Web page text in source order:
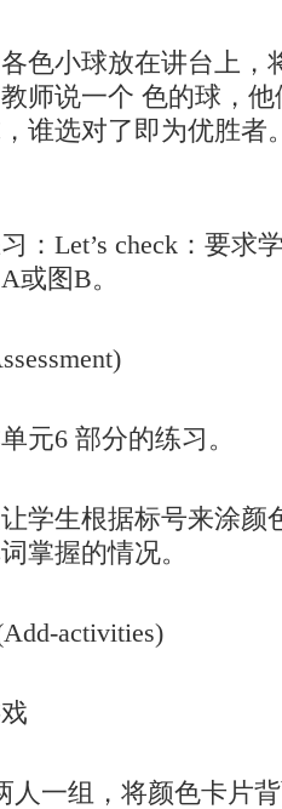
小球放在讲台上，
师说一个 色的球，
谁选对了即为优胜者
Let’s check：要求
或图B。
6 部分的练习。
生根据标号来涂颜
掌握的情况。
activities)
一组，将颜色卡片背